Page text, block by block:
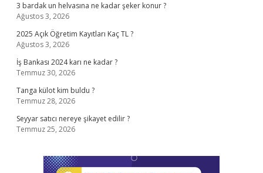
3 bardak un helvasına ne kadar şeker konur ?
Ağustos 3, 2026
2025 Açık Öğretim Kayıtları Kaç TL ?
Ağustos 3, 2026
İş Bankası 2024 karı ne kadar ?
Temmuz 30, 2026
Tanga külot kim buldu ?
Temmuz 28, 2026
Seyyar satıcı nereye şikayet edilir ?
Temmuz 25, 2026